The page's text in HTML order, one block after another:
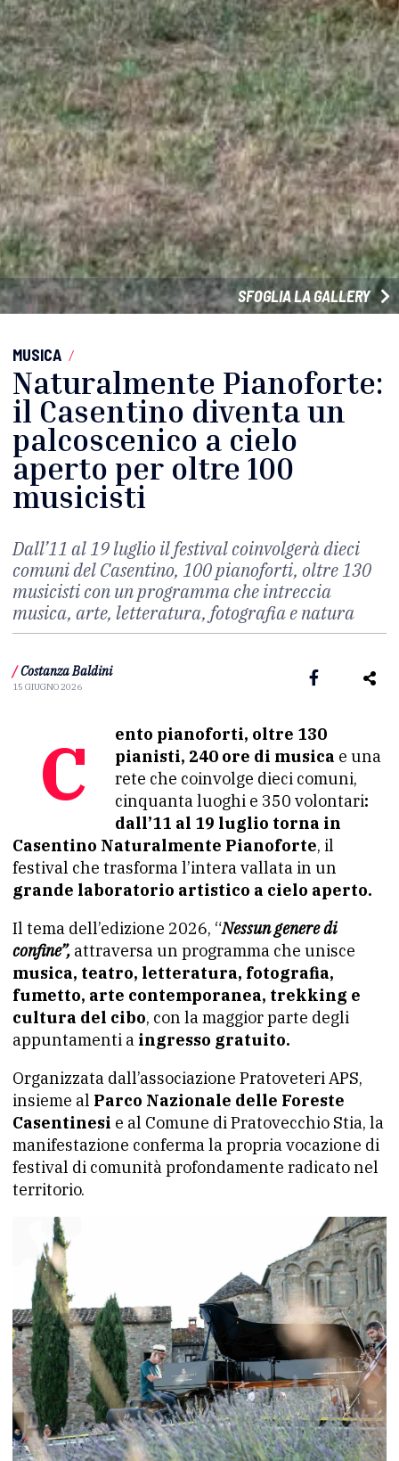
SFOGLIA LA GALLERY
MUSICA /
Naturalmente Pianoforte:
il Casentino diventa un
palcoscenico a cielo
aperto per oltre 100
musicisti
Dall’11 al 19 luglio il festival coinvolgerà dieci
comuni del Casentino, 100 pianoforti, oltre 130
musicisti con un programma che intreccia
musica, arte, letteratura, fotografia e natura
/ Costanza Baldini
15 GIUGNO 2026
Cento pianoforti, oltre 130 pianisti, 240 ore di musica e una
rete che coinvolge dieci comuni,
cinquanta luoghi e 350 volontari:
dall’11 al 19 luglio torna in
Casentino Naturalmente Pianoforte, il
festival che trasforma l’intera vallata in un
grande laboratorio artistico a cielo aperto.
Il tema dell’edizione 2026, “Nessun genere di
confine”, attraversa un programma che unisce
musica, teatro, letteratura, fotografia,
fumetto, arte contemporanea, trekking e
cultura del cibo, con la maggior parte degli
appuntamenti a ingresso gratuito.
Organizzata dall’associazione Pratoveteri APS,
insieme al Parco Nazionale delle Foreste
Casentinesi e al Comune di Pratovecchio Stia, la
manifestazione conferma la propria vocazione di
festival di comunità profondamente radicato nel
territorio.